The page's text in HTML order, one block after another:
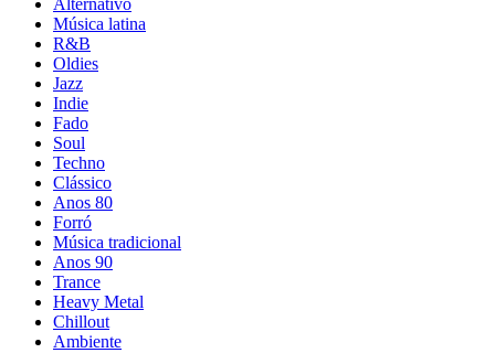
Alternativo
Música latina
R&B
Oldies
Jazz
Indie
Fado
Soul
Techno
Clássico
Anos 80
Forró
Música tradicional
Anos 90
Trance
Heavy Metal
Chillout
Ambiente